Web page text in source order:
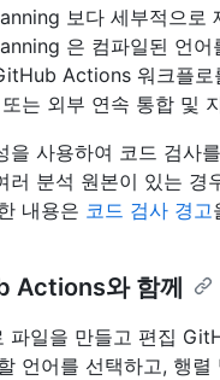
보다 세부적으로
은 컴파일된 언어
Actions 워크플
는 외부 연속 통합 및
을 사용하여 코드 검사
러 분석 원본이 있는 경
내용은 코드 검사 경고
Actions와 함께
파일을 만들고 편집
언어를 선택하고, 행